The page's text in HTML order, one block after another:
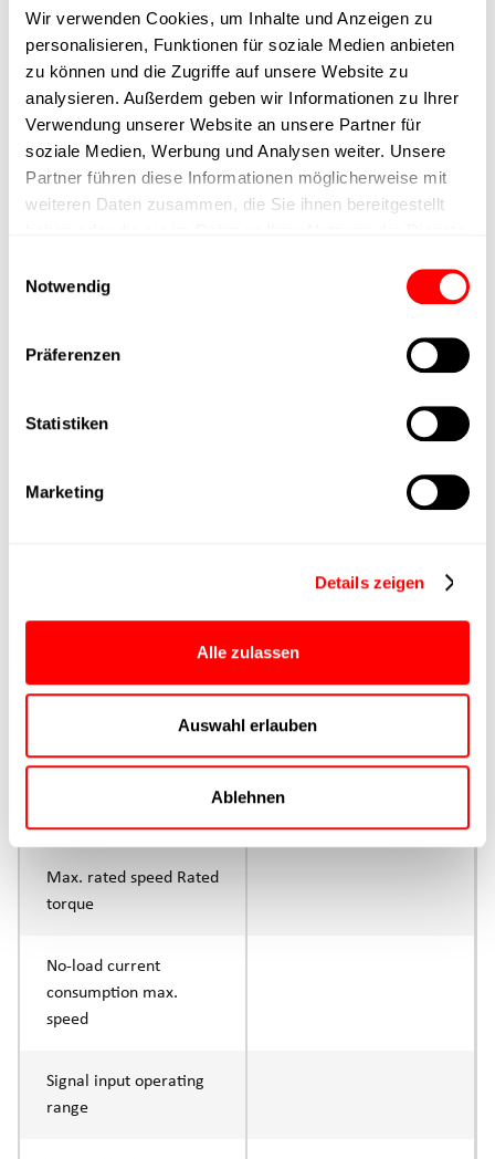
Wir verwenden Cookies, um Inhalte und Anzeigen zu
personalisieren, Funktionen für soziale Medien anbieten
zu können und die Zugriffe auf unsere Website zu
analysieren. Außerdem geben wir Informationen zu Ihrer
Verwendung unserer Website an unsere Partner für
soziale Medien, Werbung und Analysen weiter. Unsere
Partner führen diese Informationen möglicherweise mit
weiteren Daten zusammen, die Sie ihnen bereitgestellt
Notwendig
Präferenzen
Statistiken
Marketing
Details zeigen
Alle zulassen
Auswahl erlauben
Ablehnen
Max. Holder force
Min. lifting time
Max. work cycles
Max. Feed force
Product group
Max. feed force Fx
continuous operation
Max. rated speed Rated
torque
No-load current
consumption max.
speed
Signal input operating
range